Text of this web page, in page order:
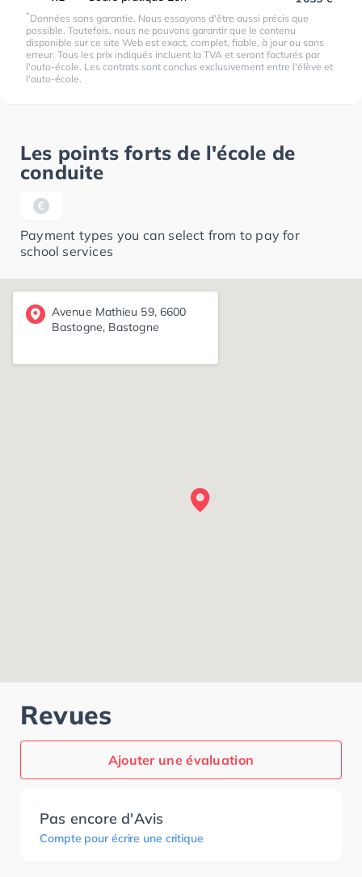
*Données sans garantie. Nous essayons d'être aussi précis que
possible. Toutefois, nous ne pouvons garantir que le contenu
disponible sur ce site Web est exact, complet, fiable, à jour ou sans
erreur. Tous les prix indiqués incluent la TVA et seront facturés par
l'auto-école. Les contrats sont conclus exclusivement entre l'élève et
l'auto-école.
Les points forts de l'école de
conduite
Payment types you can select from to pay for
school services
Avenue Mathieu 59, 6600
Bastogne, Bastogne
Revues
Ajouter une évaluation
Pas encore d'Avis
Compte pour écrire une critique